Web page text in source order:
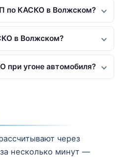
по КАСКО в Волжском?
в Волжском?
при угоне автомобиля?
через
несколько минут —